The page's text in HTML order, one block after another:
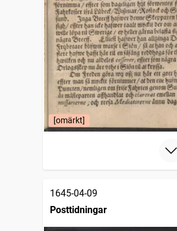
[omärkt]
1645-04-09
Posttidningar